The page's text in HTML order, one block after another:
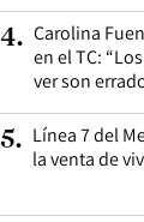
4. Carolina
en el TC:
ver son
5. Línea 7 del
la venta de